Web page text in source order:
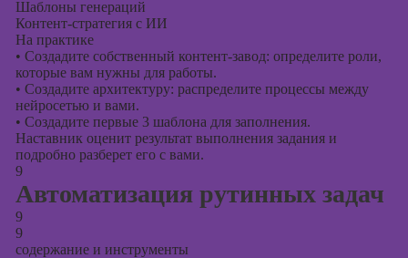
Шаблоны генераций
Контент-стратегия с ИИ
На практике
• Создадите собственный контент-завод: определите роли,
которые вам нужны для работы.
• Создадите архитектуру: распределите процессы между
нейросетью и вами.
• Создадите первые 3 шаблона для заполнения.
Наставник оценит результат выполнения задания и
подробно разберет его с вами.
9
Автоматизация рутинных задач
9
9
содержание и инструменты